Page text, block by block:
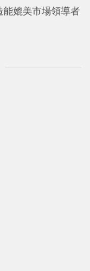
能媲美市場領導者